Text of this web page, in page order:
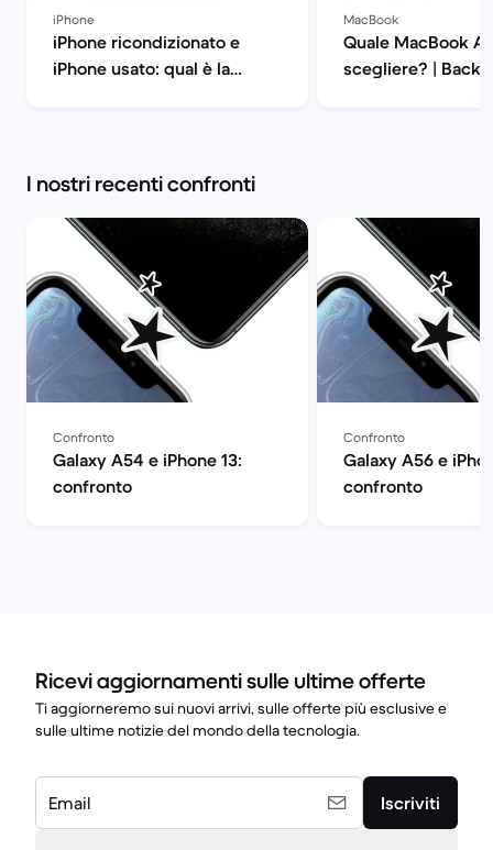
iPhone
iPhone ricondizionato e
iPhone usato: qual è la
MacBook
Quale MacBook
scegliere? | Back
I nostri recenti confronti
Confronto
Galaxy A54 e iPhone 13:
confronto
Confronto
Galaxy A56 e
confronto
Ricevi aggiornamenti sulle ultime offerte
Ti aggiorneremo sui nuovi arrivi, sulle offerte più esclusive e
sulle ultime notizie del mondo della tecnologia.
Email Iscriviti